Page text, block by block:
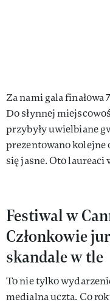
Za nami gala finałowa
Do słynnej
przybyły uwielbiane
prezentowano kolejne
się jasne. Oto laureaci
Festiwal w
Członkowie
skandale w tle
To nie tylko
medialna uczta. Co